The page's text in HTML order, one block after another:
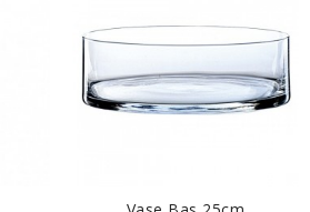
EN SAVOIR PLUS